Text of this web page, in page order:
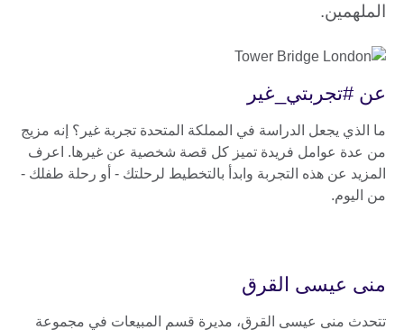
الملهمين.
عن #تجربتي_غير
ما الذي يجعل الدراسة في المملكة المتحدة تجربة غير؟ إنه مزيج
من عدة عوامل فريدة تميز كل قصة شخصية عن غيرها. اعرف
المزيد عن هذه التجربة وابدأ بالتخطيط لرحلتك - أو رحلة طفلك -
من اليوم.
منى عيسى القرق
تتحدث منى عيسى القرق، مديرة قسم المبيعات في مجموعة